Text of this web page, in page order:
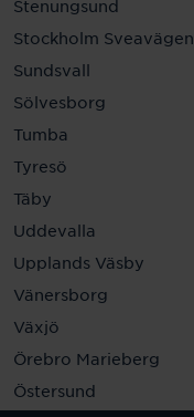
Stenungsund
Stockholm Sveavägen
Sundsvall
Sölvesborg
Tumba
Tyresö
Täby
Uddevalla
Upplands Väsby
Vänersborg
Växjö
Örebro Marieberg
Östersund